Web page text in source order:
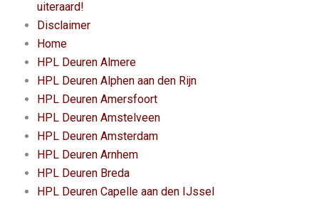
uiteraard!
Disclaimer
Home
HPL Deuren Almere
HPL Deuren Alphen aan den Rijn
HPL Deuren Amersfoort
HPL Deuren Amstelveen
HPL Deuren Amsterdam
HPL Deuren Arnhem
HPL Deuren Breda
HPL Deuren Capelle aan den IJssel